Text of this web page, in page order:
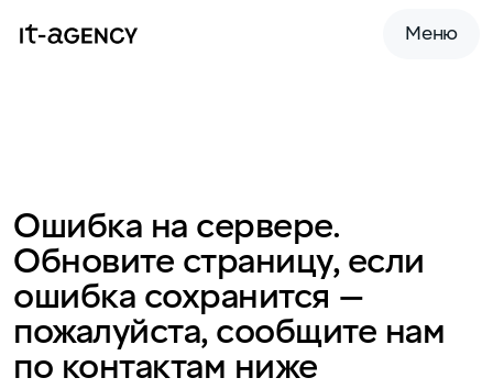
Меню
Ошибка на сервере.
Обновите страницу, если
ошибка сохранится —
пожалуйста, сообщите нам
по контактам ниже